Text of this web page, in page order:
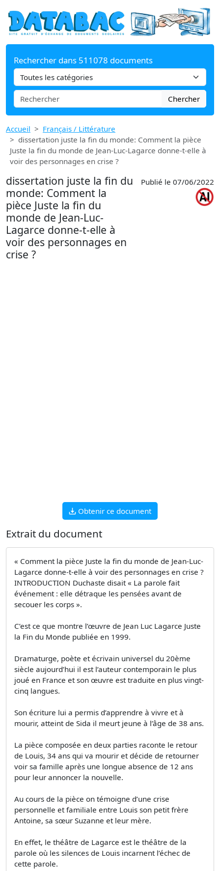
Rechercher dans 511078 documents
Chercher
Accueil
Français / Littérature
dissertation juste la fin du monde: Comment la pièce
Juste la fin du monde de Jean-Luc-Lagarce donne-t-elle à
voir des personnages en crise ?
dissertation juste la fin du
monde: Comment la
pièce Juste la fin du
monde de Jean-Luc-
Lagarce donne-t-elle à
voir des personnages en
crise ?
Publié le 07/06/2022
Obtenir ce document
Extrait du document
« Comment la pièce Juste la fin du monde de Jean-Luc-
Lagarce donne-t-elle à voir des personnages en crise ?
INTRODUCTION Duchaste disait « La parole fait
événement : elle détraque les pensées avant de
secouer les corps ».
C’est ce que montre l’œuvre de Jean Luc Lagarce Juste
la Fin du Monde publiée en 1999.
Dramaturge, poète et écrivain universel du 20ème
siècle aujourd’hui il est l’auteur contemporain le plus
joué en France et son œuvre est traduite en plus vingt-
cinq langues.
Son écriture lui a permis d’apprendre à vivre et à
mourir, atteint de Sida il meurt jeune à l’âge de 38 ans.
La pièce composée en deux parties raconte le retour
de Louis, 34 ans qui va mourir et décide de retourner
voir sa famille après une longue absence de 12 ans
pour leur annoncer la nouvelle.
Au cours de la pièce on témoigne d’une crise
personnelle et familiale entre Louis son petit frère
Antoine, sa sœur Suzanne et leur mère.
En effet, le théâtre de Lagarce est le théâtre de la
parole où les silences de Louis incarnent l’échec de
cette parole.